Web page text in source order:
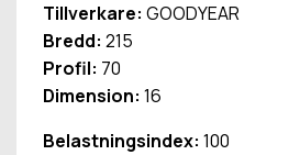
Tillverkare: GOODYEAR
Bredd: 215
Profil: 70
Dimension: 16
Belastningsindex: 100